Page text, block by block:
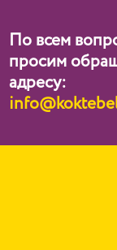
По всем
просим
адресу: